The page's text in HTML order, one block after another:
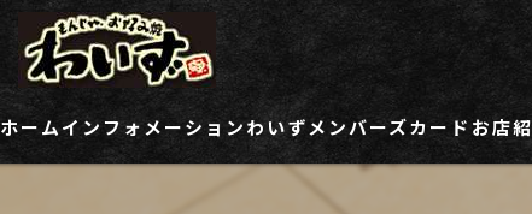
ホームインフォメーションわいずメンバーズカード お店